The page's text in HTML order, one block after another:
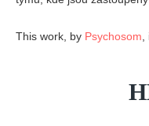
This work, by Psychosom